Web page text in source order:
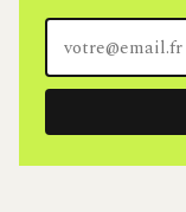
adresse
e-
mail